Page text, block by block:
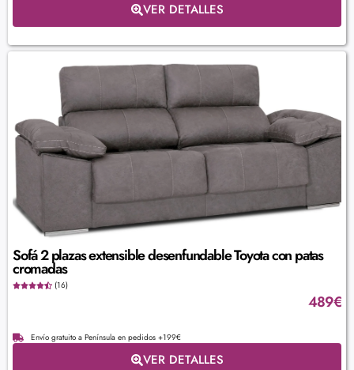
VER DETALLES
Sofá 2 plazas extensible desenfundable Toyota con patas
cromadas
(16)
489€
Envío gratuito a Península en pedidos +199€
VER DETALLES